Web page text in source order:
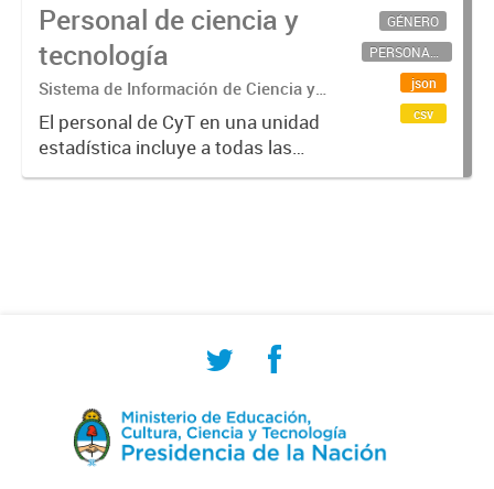
Personal de ciencia y
tecnología
Sistema de Información de Ciencia y
Tecnología Argentino (SICYTAR)
El personal de CyT en una unidad
estadística incluye a todas las
personas involucradas
GÉNERO
PERSONAL CIENTÍFICO-TECNOLÓGICO
json
csv